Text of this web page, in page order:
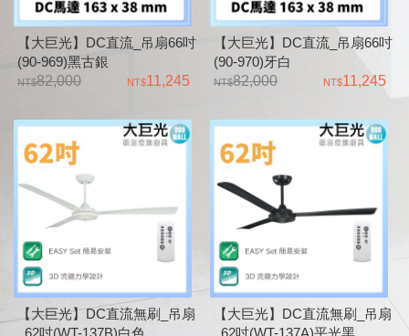
【大巨光】DC直流_吊扇66吋
(90-969)黑古銀
82,000
11,245
【大巨光】DC直流_吊扇66吋
(90-970)牙白
82,000
11,245
【大巨光】DC直流無刷_吊扇
【大巨光】DC直流無刷_吊扇